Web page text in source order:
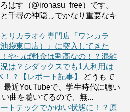
はす（@irohasu_free）です。
千尋の神隠しでかなり重要なキ
りカラオケ専門店『ワンカラ
池袋東口店）』に突入してきた
！やっぱ料金は割高なの！？混雑
は？シダックスでも1人利用は
！？【レポート記事】
どうもで
最近YouTubeで、学生時代に聴い
曲を聴いてるので、無...
ートテックでかゆい状態に！？原